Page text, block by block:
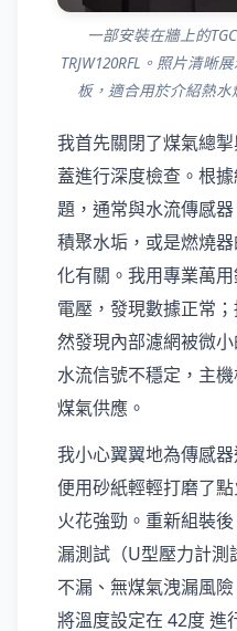
一部安裝在牆上的
TRJW120RFL。照片清晰
板，適合用於介紹熱
我首先關閉了煤氣總
蓋進行深度檢查。根
題，通常與水流傳感
積聚水垢，或是燃燒
化有關。我用專業萬
電壓，發現數據正常
然發現內部濾網被微
水流信號不穩定，主
煤氣供應。
我小心翼翼地為傳感
便用砂紙輕輕打磨了
火花強勁。重新組裝
漏測試（U型壓力計
不漏、無煤氣洩漏風
將溫度設定在 42度 進